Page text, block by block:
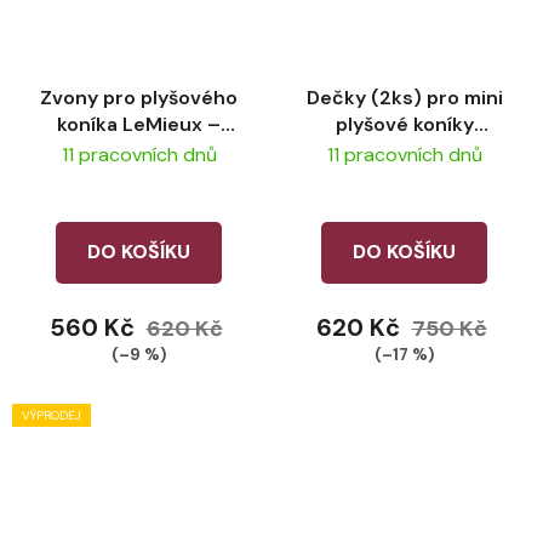
Zvony pro plyšového
koníka LeMieux –
Macaron
11 pracovních dnů
DO KOŠÍKU
560 Kč 620 Kč
(–9 %)
Dečky (2ks) pro mini
plyšové koníky
LeMieux
11 pracovních dnů
DO KOŠÍKU
620 Kč 750 Kč
(–17 %)
VÝPRODEJ